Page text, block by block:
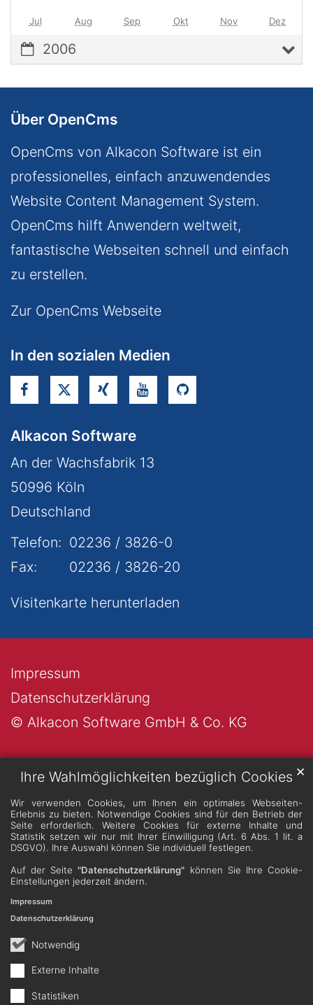
Ihre Wahlmöglichkeiten bezüglich Cookies
Wir verwenden Cookies, um Ihnen ein optimales Webseiten-
Erlebnis zu bieten. Notwendige Cookies sind für den Betrieb der
Seite erforderlich. Weitere Cookies für externe Inhalte und
Statistik setzen wir nur mit Ihrer Einwilligung (Art. 6 Abs. 1 lit. a
DSGVO). Ihre Auswahl können Sie individuell festlegen.
Auf der Seite"Datenschutzerklärung" können Sie Ihre Cookie-
Einstellungen jederzeit ändern.
Notwendig
Externe Inhalte
Statistiken
✕
Impressum
Datenschutzerklärung
Jul Aug Sep Okt Nov Dez
2006
Über OpenCms
OpenCms von Alkacon Software ist ein
professionelles, einfach anzuwendendes
Website Content Management System.
OpenCms hilft Anwendern weltweit,
fantastische Webseiten schnell und einfach
zu erstellen.
Zur OpenCms Webseite
In den sozialen Medien
Alkacon Software
An der Wachsfabrik 13
50996 Köln
Deutschland
Telefon: 02236 / 3826-0
Fax:
02236 / 3826-20
Visitenkarte herunterladen
© Alkacon Software GmbH & Co. KG
Datenschutzerklärung
Impressum